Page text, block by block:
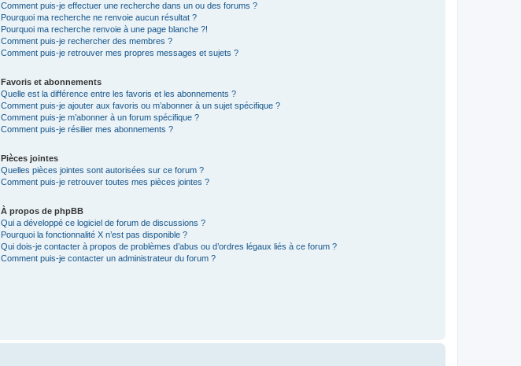
Comment puis-je effectuer une recherche dans un ou des forums ?
Pourquoi ma recherche ne renvoie aucun résultat ?
Pourquoi ma recherche renvoie à une page blanche ?!
Comment puis-je rechercher des membres ?
Comment puis-je retrouver mes propres messages et sujets ?
Favoris et abonnements
Quelle est la différence entre les favoris et les abonnements ?
Comment puis-je ajouter aux favoris ou m’abonner à un sujet spécifique ?
Comment puis-je m’abonner à un forum spécifique ?
Comment puis-je résilier mes abonnements ?
Pièces jointes
Quelles pièces jointes sont autorisées sur ce forum ?
Comment puis-je retrouver toutes mes pièces jointes ?
À propos de phpBB
Qui a développé ce logiciel de forum de discussions ?
Pourquoi la fonctionnalité X n’est pas disponible ?
Qui dois-je contacter à propos de problèmes d’abus ou d’ordres légaux liés à ce forum ?
Comment puis-je contacter un administrateur du forum ?